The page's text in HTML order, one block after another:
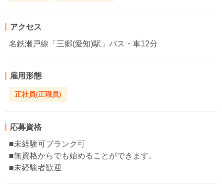
アクセス
名鉄瀬戸線「三郷(愛知)駅」バス・車12分
雇用形態
正社員(正職員)
応募資格
■未経験可ブランク可
■無資格からでも始めることができます。
■未経験者歓迎